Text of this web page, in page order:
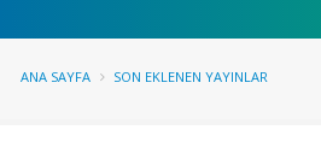
ANA SAYFA SON EKLENEN YAYINLAR